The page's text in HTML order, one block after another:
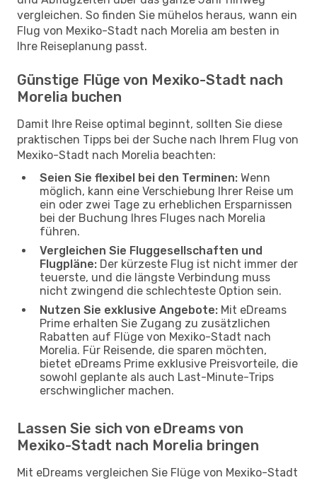
vergleichen. So finden Sie mühelos heraus, wann ein
Flug von Mexiko-Stadt nach Morelia am besten in
Ihre Reiseplanung passt.
Günstige Flüge von Mexiko-Stadt nach
Morelia buchen
Damit Ihre Reise optimal beginnt, sollten Sie diese
praktischen Tipps bei der Suche nach Ihrem Flug von
Mexiko-Stadt nach Morelia beachten:
Seien Sie flexibel bei den Terminen: Wenn
möglich, kann eine Verschiebung Ihrer Reise um
ein oder zwei Tage zu erheblichen Ersparnissen
bei der Buchung Ihres Fluges nach Morelia
führen.
Vergleichen Sie Fluggesellschaften und
Flugpläne: Der kürzeste Flug ist nicht immer der
teuerste, und die längste Verbindung muss
nicht zwingend die schlechteste Option sein.
Nutzen Sie exklusive Angebote: Mit eDreams
Prime erhalten Sie Zugang zu zusätzlichen
Rabatten auf Flüge von Mexiko-Stadt nach
Morelia. Für Reisende, die sparen möchten,
bietet eDreams Prime exklusive Preisvorteile, die
sowohl geplante als auch Last-Minute-Trips
erschwinglicher machen.
Lassen Sie sich von eDreams von
Mexiko-Stadt nach Morelia bringen
Mit eDreams vergleichen Sie Flüge von Mexiko-Stadt